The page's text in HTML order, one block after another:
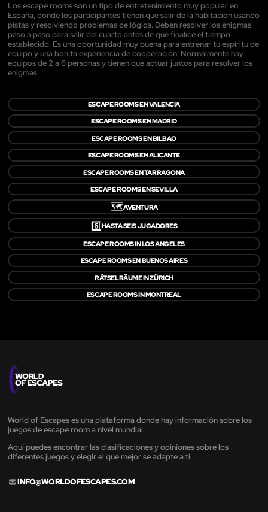
Los escape rooms son un tipo de entretenimiento muy popular en
España, donde los participantes tienen que salir de la habitacion usando
pistas y resolviendo problemas de lógica. Deben resolver los enigmas
paso a paso para salir del cuarto antes de que finalice el tiempo
establecido. Es una oportunidad muy buena para entrenar tu espíritu de
equipo y una bonita experiencia de cooperación. Normalmente hay
equipos de 2 a 6 personas y tienen que actuar juntos para resolver los
enigmas.
ESCAPE ROOMS EN VALENCIA
ESCAPE ROOMS EN MADRID
ESCAPE ROOMS EN BILBAO
ESCAPE ROOMS EN ALICANTE
ESCAPE ROOMS EN TARRAGONA
ESCAPE ROOMS EN SEVILLA
🗺️AVENTURA
6️⃣HASTA SEIS JUGADORES
ESCAPE ROOMS IN LOS ANGELES
ESCAPE ROOMS EN BUENOS AIRES
RÄTSELRÄUME IN ZÜRICH
ESCAPE ROOMS IN MONTREAL
World of Escapes es una plataforma donde hay información sobre los
juegos de escape room a nivel mundial.
Aquí puedes encontrar las clasificaciones y opiniones sobre los
diferentes juegos y elegir el que mejor se adapte a ti.
INFO@WORLDOFESCAPES.COM